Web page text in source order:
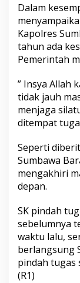
Dalam
Kapolres
tahun ada
Pemerintah
” Insya Allah
tidak jauh
menjaga
ditempat
Seperti
Sumbawa
mengakhiri
depan.
SK pindah
sebelumnya
waktu lalu,
berlangsung
pindah tugas
(R1)